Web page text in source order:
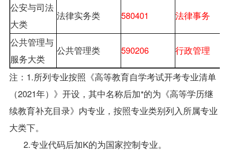
公安与司法
大类
法律实务类 580401 法律事务
公共管理与
服务大类
公共管理类 590206 行政管理
注：1.所列专业按照《高等教育自学考试开考专业清单
（2021年）》开设，其中名称后加*的为《高等学历继
续教育补充目录》内专业，按照专业类别列入所属专业
大类下。
2.专业代码后加K的为国家控制专业。